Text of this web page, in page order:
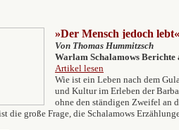
»Der Mensch jedoch lebt«
Von Thomas Hummitzsch
Warlam Schalamows Berichte
Artikel lesen
Wie ist ein Leben nach dem
und Kultur im Erleben der
ohne den ständigen Zweifel an
die große Frage, die Schalamows